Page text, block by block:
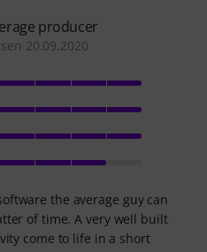
producer
20.09.2020
the average guy can
of time. A very well built
come to life in a short